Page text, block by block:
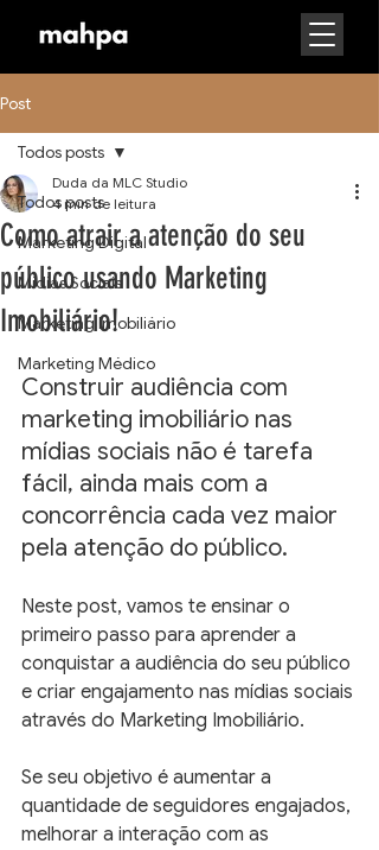
Post
Todos posts
Marketing Digital
Mídias Sociais
Marketing Imobiliário
Marketing Médico
Todos posts
Como atrair a atenção do seu
público usando Marketing
Imobiliário!
Duda da MLC Studio
4 min de leitura
Construir audiência com
marketing imobiliário nas
mídias sociais não é tarefa
fácil, ainda mais com a
concorrência cada vez maior
pela atenção do público.
Neste post, vamos te ensinar o
primeiro passo para aprender a
conquistar a audiência do seu público
e criar engajamento nas mídias sociais
através do Marketing Imobiliário.
Se seu objetivo é aumentar a
quantidade de seguidores engajados,
melhorar a interação com as